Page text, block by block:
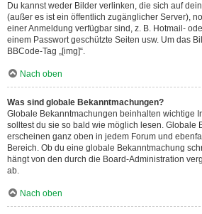
Du kannst weder Bilder verlinken, die sich auf
(außer es ist ein öffentlich zugänglicher Server),
einer Anmeldung verfügbar sind, z. B. Hotmail-
einem Passwort geschützte Seiten usw. Um das
BBCode-Tag „[img]“.
Nach oben
Was sind globale Bekanntmachungen?
Globale Bekanntmachungen beinhalten wichtige
solltest du sie so bald wie möglich lesen. Globale
erscheinen ganz oben in jedem Forum und
Bereich. Ob du eine globale Bekanntmachung
hängt von den durch die Board-Administration
ab.
Nach oben